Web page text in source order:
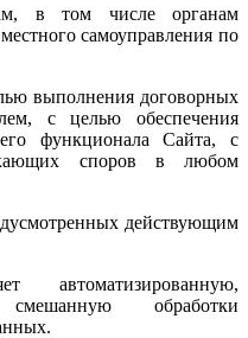
в том числе органам
самоуправления по
выполнения договорных
с целью обеспечения
функционала Сайта, с
споров в любом
действующим
автоматизированную,
обработки